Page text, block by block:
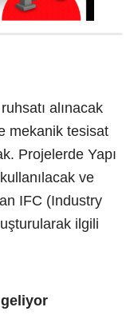
alınacak
mekanik tesisat
Projelerde Yapı
ve
IFC (Industry
ilgili